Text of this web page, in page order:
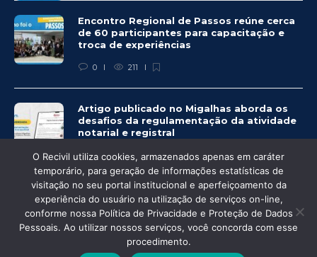
Encontro Regional de Passos reúne cerca
de 60 participantes para capacitação e
troca de experiências
0 211
Artigo publicado no Migalhas aborda os
desafios da regulamentação da atividade
notarial e registral
0 465
© Recivil 2020 – Todos os direitos reservados.
O Recivil utiliza cookies, armazenados apenas em caráter
temporário, para geração de informações estatísticas de
visitação no seu portal institucional e aperfeiçoamento da
experiência do usuário na utilização de serviços on-line,
conforme nossa Política de Privacidade e Proteção de Dados
Pessoais. Ao utilizar nossos serviços, você concorda com esse
procedimento.